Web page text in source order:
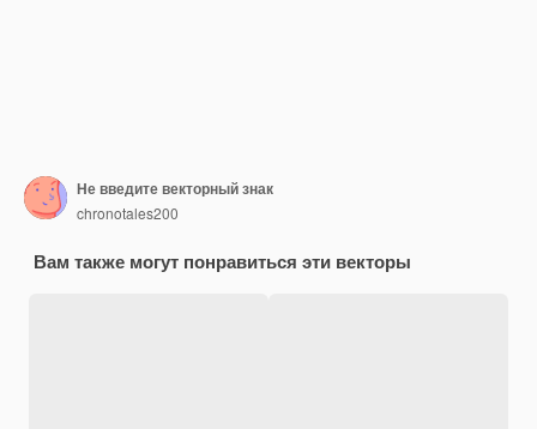
Не введите векторный знак
chronotales200
Вам также могут понравиться эти векторы